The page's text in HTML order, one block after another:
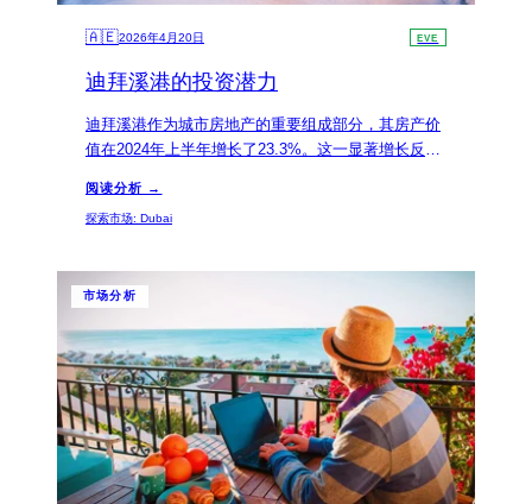
🇦🇪2026年4月20日 EVE
迪拜溪港的投资潜力
迪拜溪港作为城市房地产的重要组成部分，其房产价
值在2024年上半年增长了23.3%。这一显著增长反映
的热门目的地。
阅读分析 →
探索市场: Dubai
市场分析